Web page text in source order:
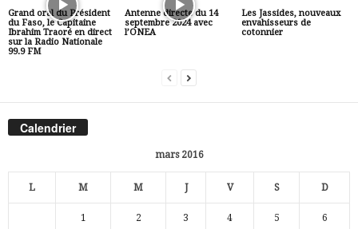
Grand oral du Président
du Faso, le Capitaine
Ibrahim Traoré en direct
sur la Radio Nationale
99.9 FM
Antenne directe du 14
septembre 2024 avec
l’ONEA
Les Jassides, nouveaux
envahisseurs de
cotonnier
Calendrier
mars 2016
L M M J V S D
1 2 3 4 5 6